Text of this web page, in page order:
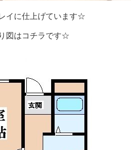
イに仕上げています☆
図はコチラです☆